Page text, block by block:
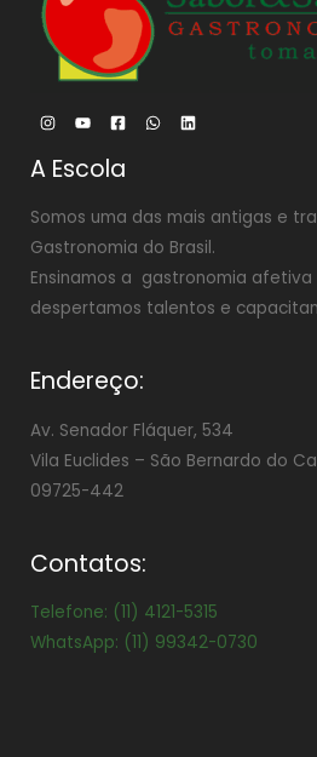
A Escola
Somos uma das mais antigas e
Gastronomia do Brasil.
Ensinamos a gastronomia afetiva
despertamos talentos e
Endereço:
Av. Senador Fláquer, 534
Vila Euclides – São Bernardo do
09725-442
Contatos:
Telefone: (11) 4121-5315
WhatsApp: (11) 99342-0730